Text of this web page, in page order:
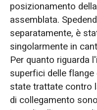
posizionamento
assemblata.
separatamente, è
singolarmente in
Per quanto riguarda
superfici delle
state trattate contro
di collegamento